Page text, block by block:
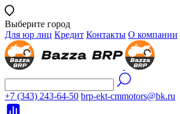
Выберите город
Для юр лиц Кредит Контакты О компании
+7 (343) 243-64-50 brp-ekt-cmmotors@bk.ru